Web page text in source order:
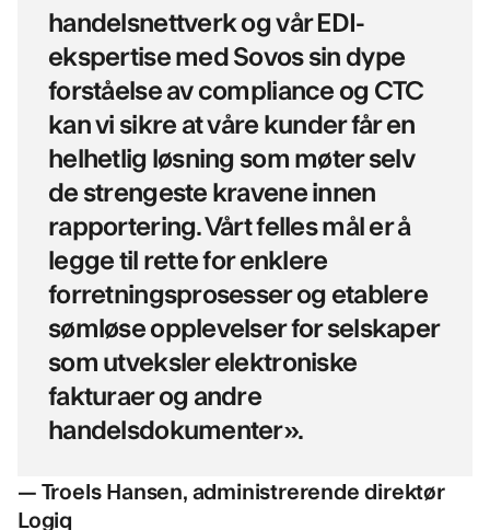
handelsnettverk og vår EDI-
ekspertise med Sovos sin dype
forståelse av compliance og CTC
kan vi sikre at våre kunder får en
helhetlig løsning som møter selv
de strengeste kravene innen
rapportering. Vårt felles mål er å
legge til rette for enklere
forretningsprosesser og etablere
sømløse opplevelser for selskaper
som utveksler elektroniske
fakturaer og andre
handelsdokumenter».
— Troels Hansen, administrerende direktør
Logiq